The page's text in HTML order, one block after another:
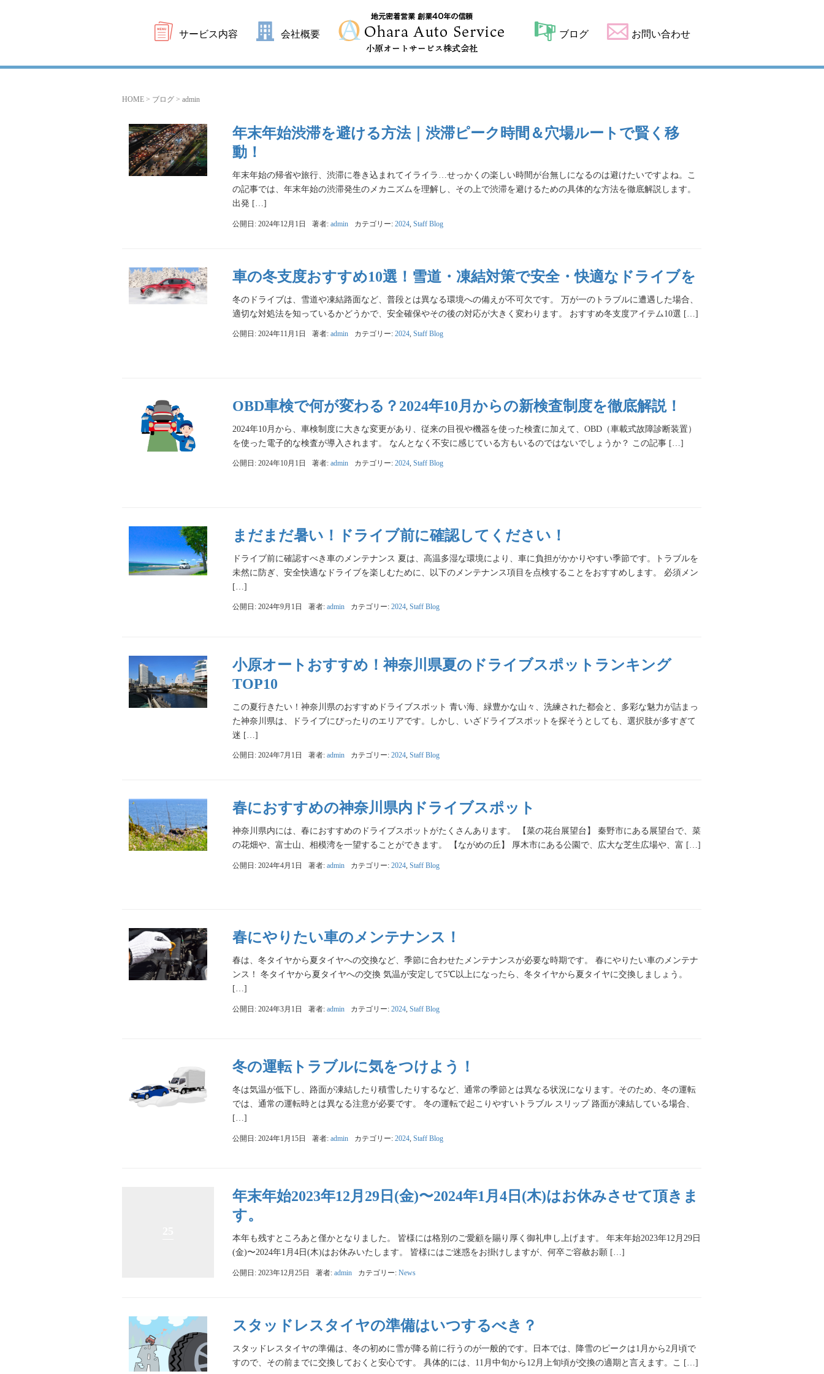
サービス内容 会社概要 ブログ お問い合わせ
HOME > ブログ >admin
年末年始渋滞を避ける方法｜渋滞ピーク時間＆穴場ルートで賢く移
動！
年末年始の帰省や旅行、渋滞に巻き込まれてイライラ…せっかくの楽しい時間が台無しになるのは避けたいですよね。こ
の記事では、年末年始の渋滞発生のメカニズムを理解し、その上で渋滞を避けるための具体的な方法を徹底解説します。
出発 […]
公開日: 2024年12月1日 著者:admin カテゴリー:2024 ,Staff Blog
車の冬支度おすすめ10選！雪道・凍結対策で安全・快適なドライブを
冬のドライブは、雪道や凍結路面など、普段とは異なる環境への備えが不可欠です。 万が一のトラブルに遭遇した場合、
適切な対処法を知っているかどうかで、安全確保やその後の対応が大きく変わります。 おすすめ冬支度アイテム10選 […]
公開日: 2024年11月1日 著者:admin カテゴリー:2024,Staff Blog
OBD車検で何が変わる？2024年10月からの新検査制度を徹底解説！
2024年10月から、車検制度に大きな変更があり、従来の目視や機器を使った検査に加えて、OBD（車載式故障診断装置）
を使った電子的な検査が導入されます。 なんとなく不安に感じている方もいるのではないでしょうか？ この記事 […]
公開日: 2024年10月1日 著者:admin カテゴリー:2024,Staff Blog
まだまだ暑い！ドライブ前に確認してください！
ドライブ前に確認すべき車のメンテナンス 夏は、高温多湿な環境により、車に負担がかかりやすい季節です。トラブルを
未然に防ぎ、安全快適なドライブを楽しむために、以下のメンテナンス項目を点検することをおすすめします。 必須メン
[…]
公開日: 2024年9月1日 著者:admin カテゴリー:2024,Staff Blog
小原オートおすすめ！神奈川県夏のドライブスポットランキング
TOP10
この夏行きたい！神奈川県のおすすめドライブスポット 青い海、緑豊かな山々、洗練された都会と、多彩な魅力が詰まっ
た神奈川県は、ドライブにぴったりのエリアです。しかし、いざドライブスポットを探そうとしても、選択肢が多すぎて
迷 […]
公開日: 2024年7月1日 著者:admin カテゴリー:2024,Staff Blog
春におすすめの神奈川県内ドライブスポット
神奈川県内には、春におすすめのドライブスポットがたくさんあります。 【菜の花台展望台】 秦野市にある展望台で、菜
の花畑や、富士山、相模湾を一望することができます。 【ながめの丘】 厚木市にある公園で、広大な芝生広場や、富 […]
公開日: 2024年4月1日 著者:admin カテゴリー:2024 ,Staff Blog
春にやりたい車のメンテナンス！
春は、冬タイヤから夏タイヤへの交換など、季節に合わせたメンテナンスが必要な時期です。 春にやりたい車のメンテナ
ンス！ 冬タイヤから夏タイヤへの交換 気温が安定して5℃以上になったら、冬タイヤから夏タイヤに交換しましょう。
[…]
公開日: 2024年3月1日 著者:admin カテゴリー:2024 ,Staff Blog
冬の運転トラブルに気をつけよう！
冬は気温が低下し、路面が凍結したり積雪したりするなど、通常の季節とは異なる状況になります。そのため、冬の運転
では、通常の運転時とは異なる注意が必要です。 冬の運転で起こりやすいトラブル スリップ 路面が凍結している場合、
[…]
公開日: 2024年1月15日 著者:admin カテゴリー:2024 ,Staff Blog
年末年始2023年12月29日(金)〜2024年1月4日(木)はお休みさせて頂きま
す。
本年も残すところあと僅かとなりました。 皆様には格別のご愛顧を賜り厚く御礼申し上げます。 年末年始2023年12月29日
(金)〜2024年1月4日(木)はお休みいたします。 皆様にはご迷惑をお掛けしますが、何卒ご容赦お願 […]
公開日: 2023年12月25日 著者:admin カテゴリー:News
スタッドレスタイヤの準備はいつするべき？
スタッドレスタイヤの準備は、冬の初めに雪が降る前に行うのが一般的です。日本では、降雪のピークは1月から2月頃で
すので、その前までに交換しておくと安心です。 具体的には、11月中旬から12月上旬頃が交換の適期と言えます。こ […]